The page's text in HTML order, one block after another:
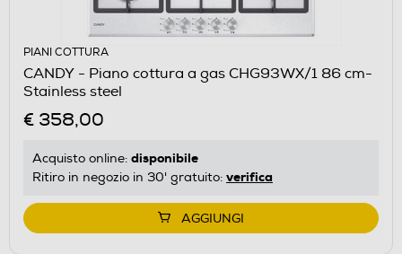
PIANI COTTURA
CANDY - Piano cottura a gas CHG93WX/1 86 cm-
Stainless steel
€ 358,00
Acquisto online: disponibile
Ritiro in negozio in 30' gratuito: verifica
AGGIUNGI